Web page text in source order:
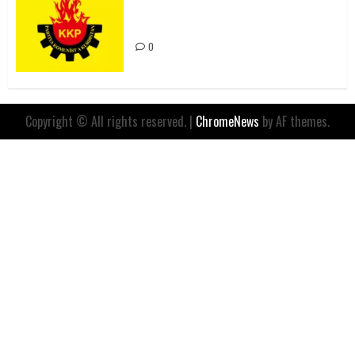
0
Copyright © All rights reserved. | ChromeNews by AF themes.